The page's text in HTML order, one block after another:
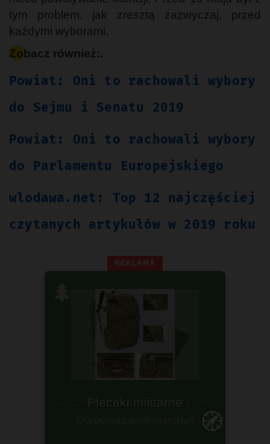
tym problem, jak zresztą zazwyczaj, przed
każdymi wyborami.
Zobacz również:.
Powiat: Oni to rachowali wybory
do Sejmu i Senatu 2019
Powiat: Oni to rachowali wybory
do Parlamentu Europejskiego
wlodawa.net: Top 12 najczęściej
czytanych artykułów w 2019 roku
REKLAMA
🧭
Plecaki militarne